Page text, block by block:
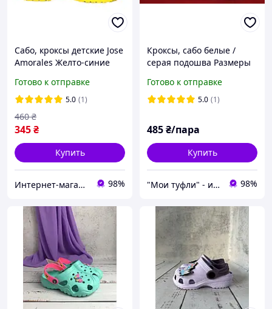
Сабо, кроксы детские Jose
Amorales Желто-синие
Готово к отправке
5.0 (1)
345₴
460 ₴
Купить
Интернет-магазин "Streetmoda" 98%
Кроксы, сабо белые /
серая подошва Размеры
43, 44, 45, 46 JoAm 116105
Готово к отправке
5.0 (1)
485₴/пара
Купить
"Мои туфли" - интернет магазин обуви на все случаи жизни. 98%